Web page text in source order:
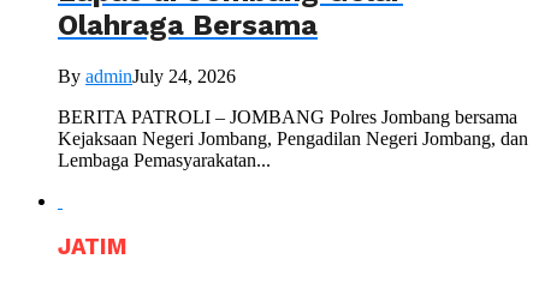
Olahraga Bersama
By adminJuly 24, 2026
BERITA PATROLI – JOMBANG Polres Jombang bersama
Kejaksaan Negeri Jombang, Pengadilan Negeri Jombang, dan
Lembaga Pemasyarakatan...
JATIM